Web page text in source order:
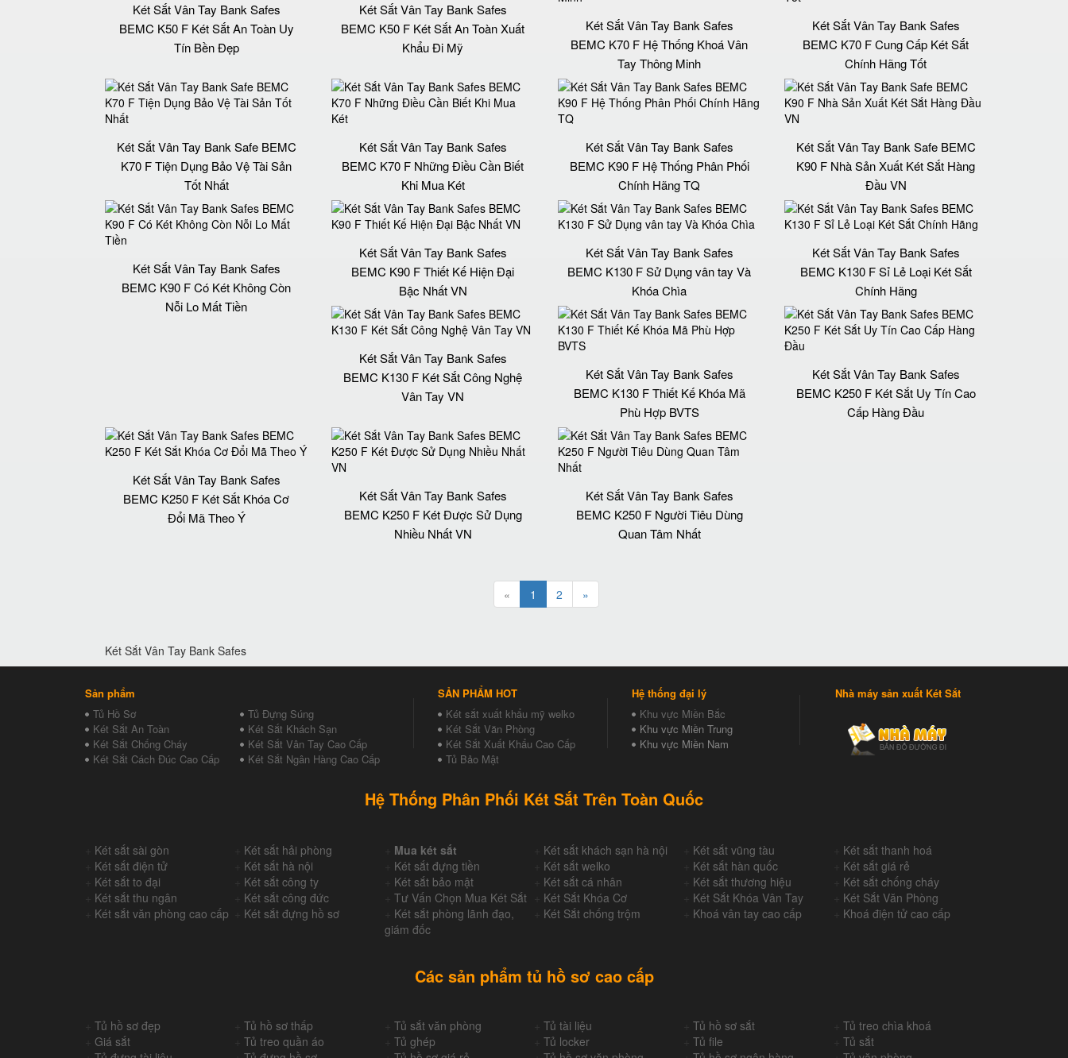
Két Sắt Vân Tay Bank Safes
BEMC K50 F Két Sắt An Toàn Uy
Tín Bền Đẹp
Két Sắt Vân Tay Bank Safes
BEMC K50 F Két Sắt An Toàn Xuất
Khẩu Đi Mỹ
Két Sắt Vân Tay Bank Safes
BEMC K70 F Hệ Thống Khoá Vân
Tay Thông Minh
Két Sắt Vân Tay Bank Safes
BEMC K70 F Cung Cấp Két Sắt
Chính Hãng Tốt
Két Sắt Vân Tay Bank Safe BEMC
K70 F Tiện Dụng Bảo Vệ Tài Sản
Tốt Nhất
Két Sắt Vân Tay Bank Safes
BEMC K70 F Những Điều Cần Biết
Khi Mua Két
Két Sắt Vân Tay Bank Safes
BEMC K90 F Hệ Thống Phân Phối
Chính Hãng TQ
Két Sắt Vân Tay Bank Safe BEMC
K90 F Nhà Sản Xuất Két Sắt Hàng
Đầu VN
Két Sắt Vân Tay Bank Safes
BEMC K90 F Có Két Không Còn
Nỗi Lo Mất Tiền
Két Sắt Vân Tay Bank Safes
BEMC K90 F Thiết Kế Hiện Đại
Bậc Nhất VN
Két Sắt Vân Tay Bank Safes
BEMC K130 F Sử Dụng vân tay Và
Khóa Chìa
Két Sắt Vân Tay Bank Safes
BEMC K130 F Sỉ Lẻ Loại Két Sắt
Chính Hãng
Két Sắt Vân Tay Bank Safes
BEMC K130 F Két Sắt Công Nghệ
Vân Tay VN
Két Sắt Vân Tay Bank Safes
BEMC K130 F Thiết Kế Khóa Mã
Phù Hợp BVTS
Két Sắt Vân Tay Bank Safes
BEMC K250 F Két Sắt Uy Tín Cao
Cấp Hàng Đầu
Két Sắt Vân Tay Bank Safes
BEMC K250 F Két Sắt Khóa Cơ
Đổi Mã Theo Ý
Két Sắt Vân Tay Bank Safes
BEMC K250 F Két Được Sử Dụng
Nhiều Nhất VN
Két Sắt Vân Tay Bank Safes
BEMC K250 F Người Tiêu Dùng
Quan Tâm Nhất
« 1 2 »
Két Sắt Vân Tay Bank Safes
Sản phẩm
Tủ Hồ Sơ
Tủ Đựng Súng
Két Sắt An Toàn
Két Sắt Khách Sạn
Két Sắt Chống Cháy
Két Sắt Vân Tay Cao Cấp
Két Sắt Cách Đúc Cao Cấp
Két Sắt Ngân Hàng Cao Cấp
SẢN PHẨM HOT
Két sắt xuất khẩu mỹ welko
Két Sắt Văn Phòng
Két Sắt Xuất Khẩu Cao Cấp
Tủ Bảo Mật
Hệ thống đại lý
Khu vực Miền Bắc
Khu vực Miền Trung
Khu vực Miền Nam
Nhà máy sản xuất Két Sắt
Hệ Thống Phân Phối Két Sắt Trên Toàn Quốc
Két sắt sài gòn Két sắt hải phòng Mua két sắt Két sắt khách sạn hà nội Két sắt vũng tàu
Két sắt thanh hoá
Két sắt điện tử Két sắt hà nội Két sắt đựng tiền Két sắt welko Két sắt hàn quốc
Két sắt giá rẻ
Két sắt to đại Két sắt công ty Két sắt bảo mật Két sắt cá nhân Két sắt thương hiệu
Két sắt chống cháy
Két sắt thu ngân Két sắt công đức Tư Vấn Chọn Mua Két Sắt Két Sắt Khóa Cơ Két Sắt Khóa Vân Tay
Két Sắt Văn Phòng
Két sắt văn phòng cao cấp Két sắt đựng hồ sơ
Két sắt phòng lãnh đạo,
giám đốc
Két Sắt chống trộm Khoá vân tay cao cấp Khoá điện tử cao cấp
Các sản phẩm tủ hồ sơ cao cấp
Tủ hồ sơ đẹp +Tủ hồ sơ thấp Tủ sắt văn phòng Tủ tài liệu +Tủ hồ sơ sắt
Tủ treo chìa khoá
Giá sắt +Tủ treo quần áo Tủ ghép Tủ locker +Tủ file
Tủ sắt